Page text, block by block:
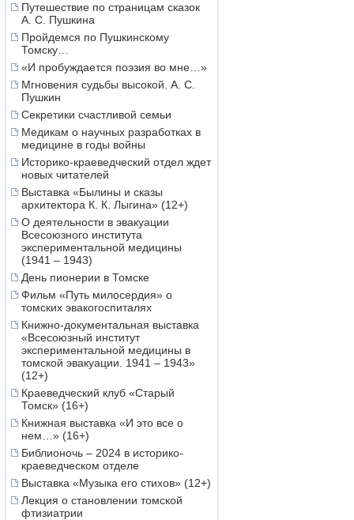
Путешествие по страницам сказок
А. С. Пушкина
Пройдемся по Пушкинскому
Томску…
«И пробуждается поэзия во мне…»
Мгновения судьбы высокой. А. С.
Пушкин
Секретики счастливой семьи
Медикам о научных разработках в
медицине в годы войны
Историко-краеведческий отдел ждет
новых читателей
Выставка «Былины и сказы
архитектора К. К. Лыгина» (12+)
О деятельности в эвакуации
Всесоюзного института
экспериментальной медицины
(1941 – 1943)
День пионерии в Томске
Фильм «Путь милосердия» о
томских эвакогоспиталях
Книжно-документальная выставка
«Всесоюзный институт
экспериментальной медицины в
томской эвакуации. 1941 – 1943»
(12+)
Краеведческий клуб «Старый
Томск» (16+)
Книжная выставка «И это все о
нем…» (16+)
Библионочь – 2024 в историко-
краеведческом отделе
Выставка «Музыка его стихов» (12+)
Лекция о становлении томской
фтизиатрии